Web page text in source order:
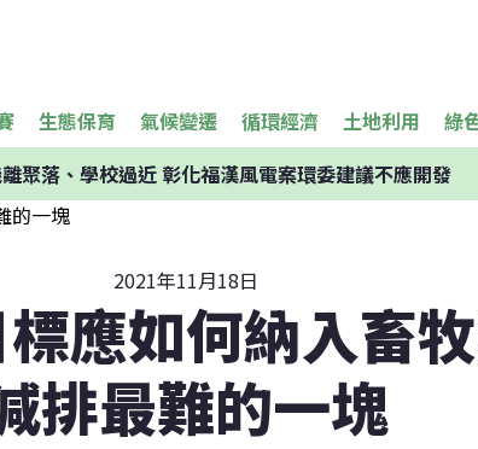
生態保育 氣候變遷 循環經濟 土地利用 綠
聚落、學校過近 彰化福漢風電案環委建議不應開發
2021年11月18日
標應如何納入畜
排最難的一塊